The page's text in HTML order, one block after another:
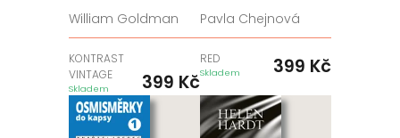
William Goldman
KONTRAST
VINTAGE
Skladem 399 Kč
Pavla Chejnová
RED
Skladem 399 Kč